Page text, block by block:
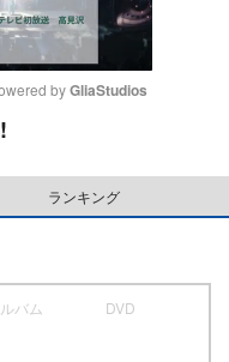
e
by GliaStudios
ランキング
バム
DVD